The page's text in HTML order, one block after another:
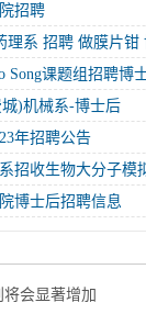
招聘
理系 招聘 做膜片钳
Song课题组招聘博
)机械系-博士后
年招聘公告
招收生物大分子模
博士后招聘信息
会显著增加